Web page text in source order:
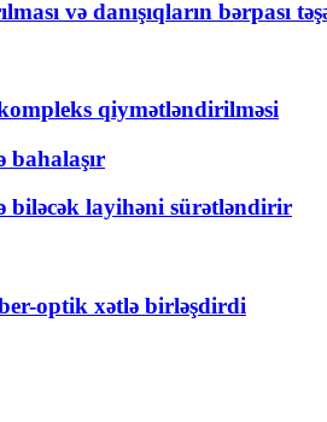
və danışıqların bərpası
qiymətləndirilməsi
bahalaşır
biləcək layihəni sürətləndirir
optik xətlə birləşdirdi